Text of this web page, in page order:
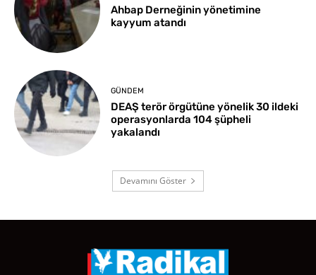
Ahbap Derneğinin yönetimine
kayyum atandı
GÜNDEM
DEAŞ terör örgütüne yönelik 30 ildeki
operasyonlarda 104 şüpheli
yakalandı
Devamını Göster